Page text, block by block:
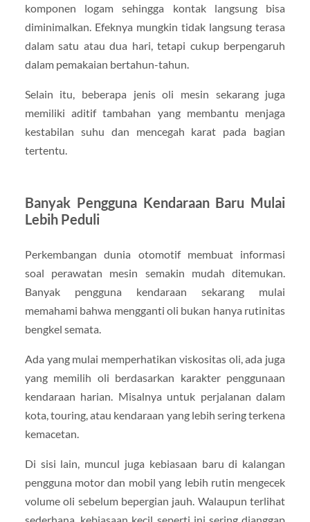
komponen logam sehingga kontak langsung bisa
diminimalkan. Efeknya mungkin tidak langsung terasa
dalam satu atau dua hari, tetapi cukup berpengaruh
dalam pemakaian bertahun-tahun.
Selain itu, beberapa jenis oli mesin sekarang juga
memiliki aditif tambahan yang membantu menjaga
kestabilan suhu dan mencegah karat pada bagian
tertentu.
Banyak Pengguna Kendaraan Baru Mulai
Lebih Peduli
Perkembangan dunia otomotif membuat informasi
soal perawatan mesin semakin mudah ditemukan.
Banyak pengguna kendaraan sekarang mulai
memahami bahwa mengganti oli bukan hanya rutinitas
bengkel semata.
Ada yang mulai memperhatikan viskositas oli, ada juga
yang memilih oli berdasarkan karakter penggunaan
kendaraan harian. Misalnya untuk perjalanan dalam
kota, touring, atau kendaraan yang lebih sering terkena
kemacetan.
Di sisi lain, muncul juga kebiasaan baru di kalangan
pengguna motor dan mobil yang lebih rutin mengecek
volume oli sebelum bepergian jauh. Walaupun terlihat